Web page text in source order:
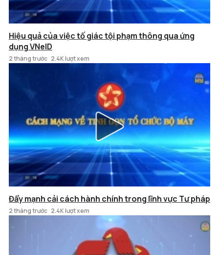
Hiệu quả của việc tố giác tội phạm thông qua ứng
dụng VNeID
2 tháng trước 2.4K lượt xem
Đẩy mạnh cải cách hành chính trong lĩnh vực Tư pháp
2 tháng trước 2.4K lượt xem